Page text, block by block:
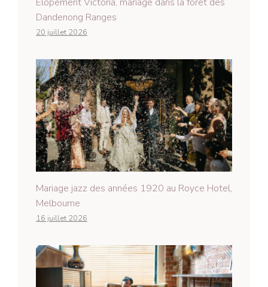
Elopement Victoria, mariage dans la forêt des
Dandenong Ranges
20 juillet 2026
Mariage jazz des années 1920 au Royce Hotel,
Melbourne
16 juillet 2026